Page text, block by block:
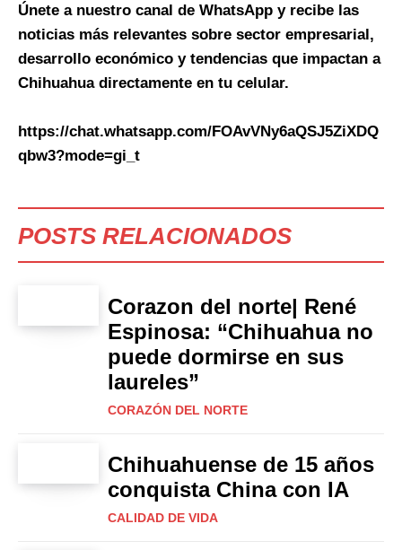
Únete a nuestro canal de WhatsApp y recibe las
noticias más relevantes sobre sector empresarial,
desarrollo económico y tendencias que impactan a
Chihuahua directamente en tu celular.
https://chat.whatsapp.com/FOAvVNy6aQSJ5ZiXDQ
qbw3?mode=gi_t
POSTS RELACIONADOS
Corazon del norte| René
Espinosa: “Chihuahua no
puede dormirse en sus
laureles”
CORAZÓN DEL NORTE
Chihuahuense de 15 años
conquista China con IA
CALIDAD DE VIDA